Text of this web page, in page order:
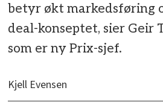
betyr økt markedsføring
deal-konseptet, sier Geir
som er ny Prix-sjef.
Kjell Evensen